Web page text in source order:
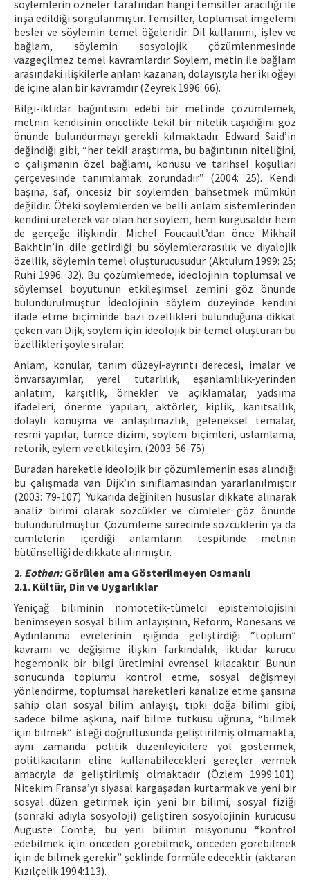
söylemlerin özneler tarafından hangi temsiller aracılığı ile
inşa edildiği sorgulanmıştır. Temsiller, toplumsal imgelemi
besler ve söylemin temel öğeleridir. Dil kullanımı, işlev ve
bağlam, söylemin sosyolojik çözümlenmesinde
vazgeçilmez temel kavramlardır. Söylem, metin ile bağlam
arasındaki ilişkilerle anlam kazanan, dolayısıyla her iki öğeyi
de içine alan bir kavramdır (Zeyrek 1996: 66).
Bilgi-iktidar bağıntısını edebi bir metinde çözümlemek,
metnin kendisinin öncelikle tekil bir nitelik taşıdığını göz
önünde bulundurmayı gerekli kılmaktadır. Edward Said’in
değindiği gibi, “her tekil araştırma, bu bağıntının niteliğini,
o çalışmanın özel bağlamı, konusu ve tarihsel koşulları
çerçevesinde tanımlamak zorundadır” (2004: 25). Kendi
başına, saf, öncesiz bir söylemden bahsetmek mümkün
değildir. Öteki söylemlerden ve belli anlam sistemlerinden
kendini üreterek var olan her söylem, hem kurgusaldır hem
de gerçeğe ilişkindir. Michel Foucault’dan önce Mikhail
Bakhtin’in dile getirdiği bu söylemlerarasılık ve diyalojik
özellik, söylemin temel oluşturucusudur (Aktulum 1999: 25;
Ruhi 1996: 32). Bu çözümlemede, ideolojinin toplumsal ve
söylemsel boyutunun etkileşimsel zemini göz önünde
bulundurulmuştur. İdeolojinin söylem düzeyinde kendini
ifade etme biçiminde bazı özellikleri bulunduğuna dikkat
çeken van Dijk, söylem için ideolojik bir temel oluşturan bu
özellikleri şöyle sıralar:
Anlam, konular, tanım düzeyi-ayrıntı derecesi, imalar ve
önvarsayımlar, yerel tutarlılık, eşanlamlılık-yerinden
anlatım, karşıtlık, örnekler ve açıklamalar, yadsıma
ifadeleri, önerme yapıları, aktörler, kiplik, kanıtsallık,
dolaylı konuşma ve anlaşılmazlık, geleneksel temalar,
resmi yapılar, tümce dizimi, söylem biçimleri, uslamlama,
retorik, eylem ve etkileşim. (2003: 56-75)
Buradan hareketle ideolojik bir çözümlemenin esas alındığı
bu çalışmada van Dijk’ın sınıflamasından yararlanılmıştır
(2003: 79-107). Yukarıda değinilen hususlar dikkate alınarak
analiz birimi olarak sözcükler ve cümleler göz önünde
bulundurulmuştur. Çözümleme sürecinde sözcüklerin ya da
cümlelerin içerdiği anlamların tespitinde metnin
bütünselliği de dikkate alınmıştır.
2. Eothen:Görülen ama Gösterilmeyen Osmanlı
2.1. Kültür, Din ve Uygarlıklar
Yeniçağ biliminin nomotetik-tümelci epistemolojisini
benimseyen sosyal bilim anlayışının, Reform, Rönesans ve
Aydınlanma evrelerinin ışığında geliştirdiği “toplum”
kavramı ve değişime ilişkin farkındalık, iktidar kurucu
hegemonik bir bilgi üretimini evrensel kılacaktır. Bunun
sonucunda toplumu kontrol etme, sosyal değişmeyi
yönlendirme, toplumsal hareketleri kanalize etme şansına
sahip olan sosyal bilim anlayışı, tıpkı doğa bilimi gibi,
sadece bilme aşkına, naif bilme tutkusu uğruna, “bilmek
için bilmek” isteği doğrultusunda geliştirilmiş olmamakta,
aynı zamanda politik düzenleyicilere yol göstermek,
politikacıların eline kullanabilecekleri gereçler vermek
amacıyla da geliştirilmiş olmaktadır (Özlem 1999:101).
Nitekim Fransa’yı siyasal kargaşadan kurtarmak ve yeni bir
sosyal düzen getirmek için yeni bir bilimi, sosyal fiziği
(sonraki adıyla sosyoloji) geliştiren sosyolojinin kurucusu
Auguste Comte, bu yeni bilimin misyonunu “kontrol
edebilmek için önceden görebilmek, önceden görebilmek
için de bilmek gerekir” şeklinde formüle edecektir (aktaran
Kızılçelik 1994:113).